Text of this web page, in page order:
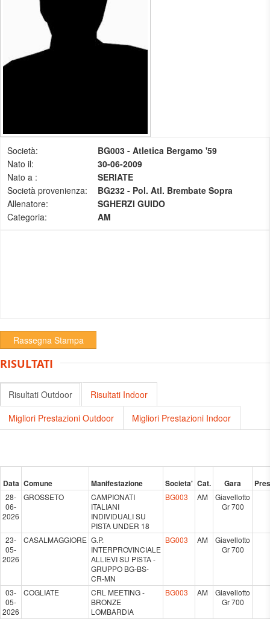
Società:
BG003 - Atletica Bergamo '59
Nato il:
30-06-2009
Nato a :
SERIATE
Società provenienza:
BG232 - Pol. Atl. Brembate Sopra
Allenatore:
SGHERZI GUIDO
Categoria:
AM
Rassegna Stampa
RISULTATI
Risultati Outdoor
Risultati Indoor
Migliori Prestazioni Outdoor
Migliori Prestazioni Indoor
Data Comune Manifestazione Societa' Cat. Gara
28-
06-
2026
GROSSETO
CAMPIONATI
ITALIANI
INDIVIDUALI SU
PISTA UNDER 18
BG003 AM
Giavellotto
Gr 700
23-
05-
2026
CASALMAGGIORE G.P.
INTERPROVINCIALE
ALLIEVI SU PISTA -
GRUPPO BG-BS-
CR-MN
BG003 AM
Giavellotto
Gr 700
03-
05-
2026
COGLIATE
CRL MEETING -
BRONZE
LOMBARDIA
BG003 AM
Giavellotto
Gr 700